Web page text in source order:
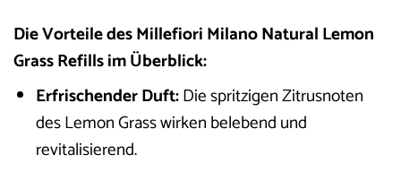
Die Vorteile des Millefiori Milano Natural Lemon
Grass Refills im Überblick:
Erfrischender Duft:Die spritzigen Zitrusnoten
des Lemon Grass wirken belebend und
revitalisierend.